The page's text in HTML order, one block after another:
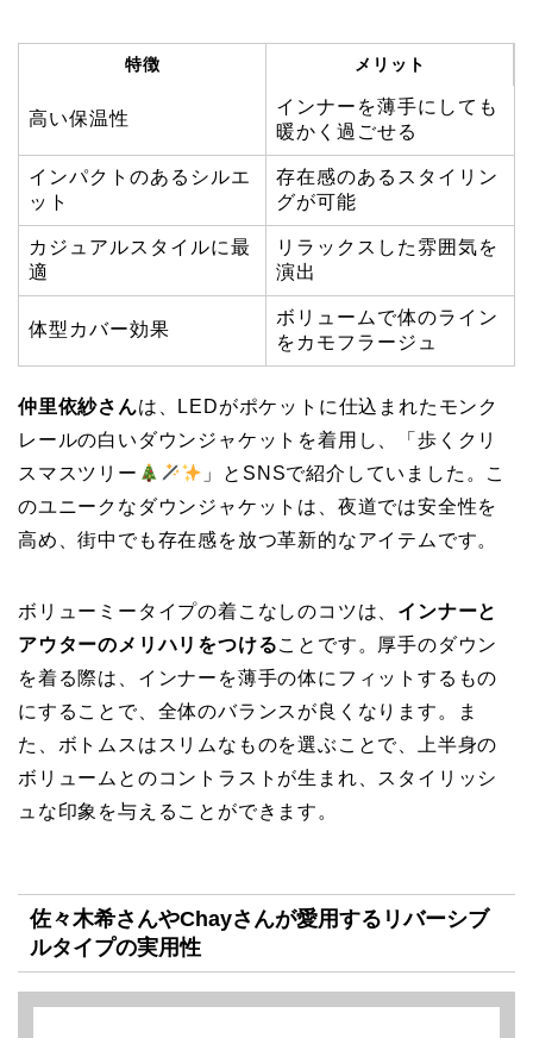
特徴 メリット
高い保温性
インナーを薄手にしても
暖かく過ごせる
インパクトのあるシルエ
ット
存在感のあるスタイリン
グが可能
カジュアルスタイルに最
適
リラックスした雰囲気を
演出
体型カバー効果
ボリュームで体のライン
をカモフラージュ
仲里依紗さんは、LEDがポケットに仕込まれたモンク
レールの白いダウンジャケットを着用し、「歩くクリ
スマスツリー
」とSNSで紹介していました。こ
のユニークなダウンジャケットは、夜道では安全性を
高め、街中でも存在感を放つ革新的なアイテムです。
ボリューミータイプの着こなしのコツは、 インナーと
アウターのメリハリをつけることです。厚手のダウン
を着る際は、インナーを薄手の体にフィットするもの
にすることで、全体のバランスが良くなります。ま
た、ボトムスはスリムなものを選ぶことで、上半身の
ボリュームとのコントラストが生まれ、スタイリッシ
ュな印象を与えることができます。
佐々木希さんやChayさんが愛用するリバーシブ
ルタイプの実用性